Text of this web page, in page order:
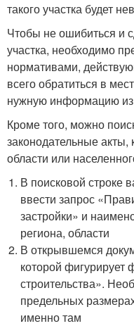
такого участка будет
Чтобы не ошибиться и
участка, необходимо
нормативами,
всего обратиться в
нужную информацию из
Кроме того, можно
законодательные
области или
В поисковой строке
ввести запрос
застройки» и
региона, области
В открывшемся
которой
строительства».
предельных
именно там